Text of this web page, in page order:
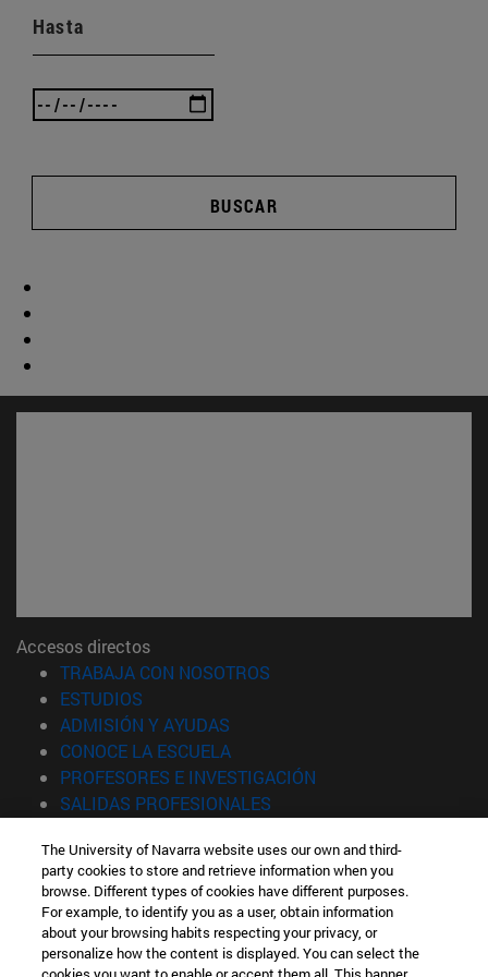
Hasta
BUSCAR
Accesos directos
TRABAJA CON NOSOTROS
ESTUDIOS
ADMISIÓN Y AYUDAS
CONOCE LA ESCUELA(abre en nueva ventana)
PROFESORES E INVESTIGACIÓN
SALIDAS PROFESIONALES
Información
TFNO +34 943 21 98 77
¿QUÉ GRADO TE INTERESA?
¿QUÉ MÁSTER TE INTERESA?
The University of Navarra website uses our own and third-
party cookies to store and retrieve information when you
browse. Different types of cookies have different purposes.
For example, to identify you as a user, obtain information
about your browsing habits respecting your privacy, or
personalize how the content is displayed. You can select the